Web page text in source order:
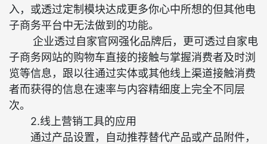
入，或透过定制模块达成更多你心中所想的但其他电
子商务平台中无法做到的功能。
企业透过自家官网强化品牌后，更可透过自家电
子商务网站的购物车直接的接触与掌握消费者及时浏
览等信息，跟以往通过实体或其他线上渠道接触消费
者而获得的信息在速率与内容精细度上完全不同层
次。
2.线上营销工具的应用
通过产品设置，自动推荐替代产品或产品附件，